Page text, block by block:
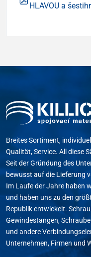
HLAVOU a
Breites Sortiment,
Qualität, Service. All diese
Seit der Gründung des
bewusst auf die Lieferung
Im Laufe der Jahre haben
und haben uns zu den
Republik entwickelt.
Gewindestangen,
und andere
Unternehmen, Firmen und